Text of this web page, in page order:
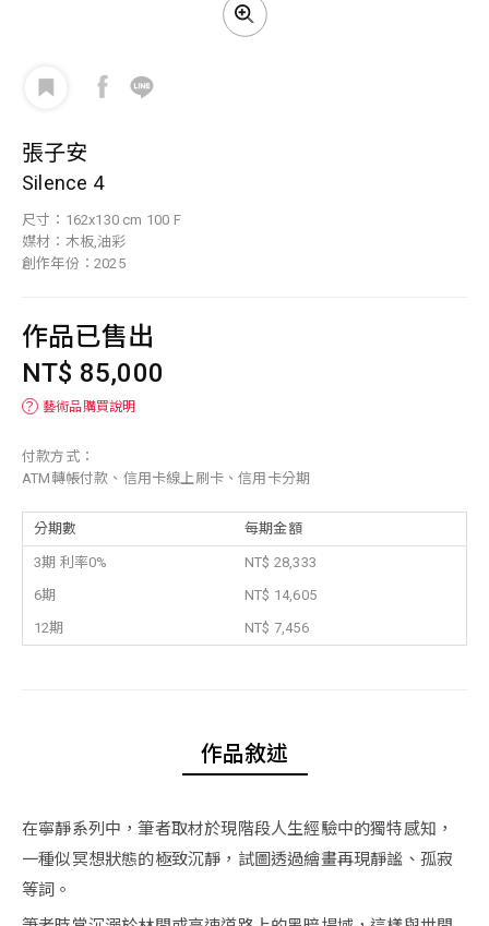
張子安
Silence 4
尺寸：162x130 cm 100 F
媒材：木板,油彩
創作年份：2025
作品已售出
NT$ 85,000
？ 藝術品購買說明
付款方式：
ATM轉帳付款、信用卡線上刷卡、信用卡分期
分期數 每期金額
3期 利率0%
NT$ 28,333
6期
NT$ 14,605
12期
NT$ 7,456
作品敘述
在寧靜系列中，筆者取材於現階段人生經驗中的獨特感知，
一種似冥想狀態的極致沉靜，試圖透過繪畫再現靜謐、孤寂
等詞。